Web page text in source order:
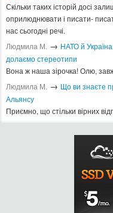
Скільки таких історій досі
оприлюднювати і писати-
нас сьогодні речі.
Людмила М. → ​НАТО й
долаємо стереотипи
Вона ж наша зірочка! Олю,
Людмила М. → Що ви знаєте
Альянсу ​
Приємно, що стільки вірних